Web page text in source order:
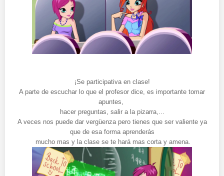
¡Se participativa en clase!
A parte de escuchar lo que el profesor dice, es importante tomar
apuntes,
hacer preguntas, salir a la pizarra,...
A veces nos puede dar vergüenza pero tienes que ser valiente ya
que de esa forma aprenderás
mucho mas y la clase se te hará mas corta y amena.